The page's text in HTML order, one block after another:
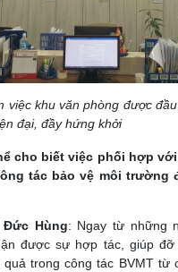
việc khu văn phòng được
đại, đầy hứng khởi
cho biết việc phối hợp
tác bảo vệ môi trường
Đức Hùng: Ngay từ những
được sự hợp tác, giúp đỡ
quả trong công tác BVMT từ